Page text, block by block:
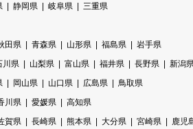
静岡県 岐阜県
三重県
田県 青森県 山形県 福島県
岩手県
川県 山梨県 富山県 福井県 長野県
新潟
岡山県 山口県 広島県
鳥取県
川県 愛媛県
高知県
賀県 長崎県 熊本県 大分県 宮崎県 鹿児